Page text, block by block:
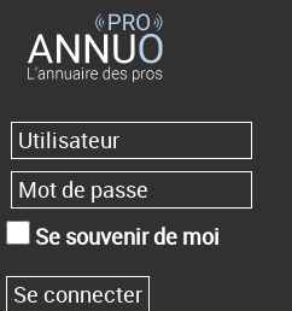
Se souvenir de moi